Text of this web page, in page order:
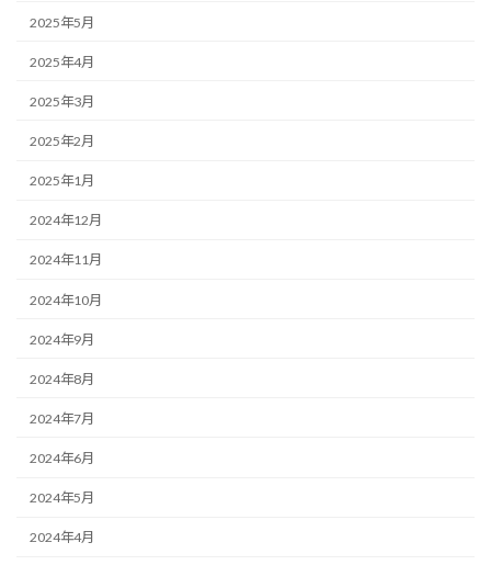
2025年5月
2025年4月
2025年3月
2025年2月
2025年1月
2024年12月
2024年11月
2024年10月
2024年9月
2024年8月
2024年7月
2024年6月
2024年5月
2024年4月